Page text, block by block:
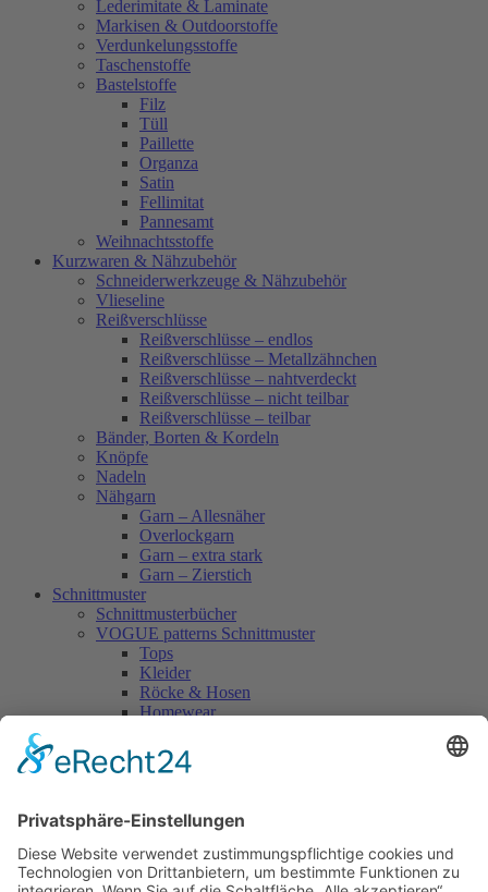
Lederimitate & Laminate
Markisen & Outdoorstoffe
Verdunkelungsstoffe
Taschenstoffe
Bastelstoffe
Filz
Tüll
Paillette
Organza
Satin
Fellimitat
Pannesamt
Weihnachtsstoffe
Kurzwaren & Nähzubehör
Schneiderwerkzeuge & Nähzubehör
Vlieseline
Reißverschlüsse
Reißverschlüsse – endlos
Reißverschlüsse – Metallzähnchen
Reißverschlüsse – nahtverdeckt
Reißverschlüsse – nicht teilbar
Reißverschlüsse – teilbar
Bänder, Borten & Kordeln
Knöpfe
Nadeln
Nähgarn
Garn – Allesnäher
Overlockgarn
Garn – extra stark
Garn – Zierstich
Schnittmuster
Schnittmusterbücher
VOGUE patterns Schnittmuster
Tops
Kleider
Röcke & Hosen
Homewear
Vogue Vintage
Herren
Accessoires
Einzelschnittmuster Burda
Tops
Kleider